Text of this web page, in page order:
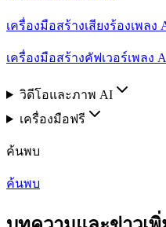
เครื่องมือสร้างเสียงร้องเพลง
เครื่องมือสร้างคัฟเวอร์เพลง
วิดีโอและภาพ AI
เครื่องมือฟรี
ค้นพบ
ค้นพบ